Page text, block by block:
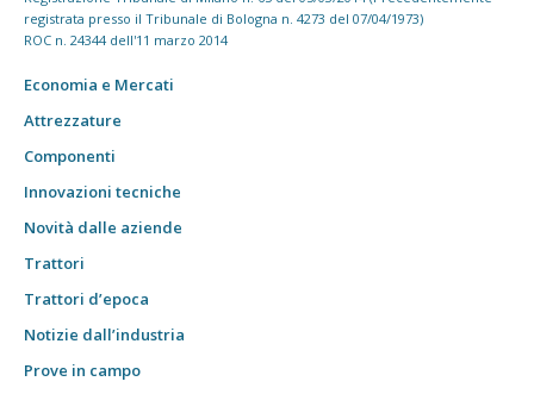
registrata presso il Tribunale di Bologna n. 4273 del 07/04/1973)
ROC n. 24344 dell'11 marzo 2014
Economia e Mercati
Attrezzature
Componenti
Innovazioni tecniche
Novità dalle aziende
Trattori
Trattori d’epoca
Notizie dall’industria
Prove in campo